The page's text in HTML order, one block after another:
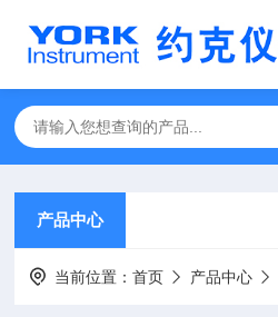
产品中心
当前位置：首页 产品中心